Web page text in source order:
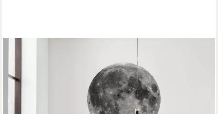
Fototapete Dot - selbstklebende Vlies Fototapete - Moon -
Größe 125 x 125 cm, glatt, bedruckt, Motiv, (1 St)
57,84 €